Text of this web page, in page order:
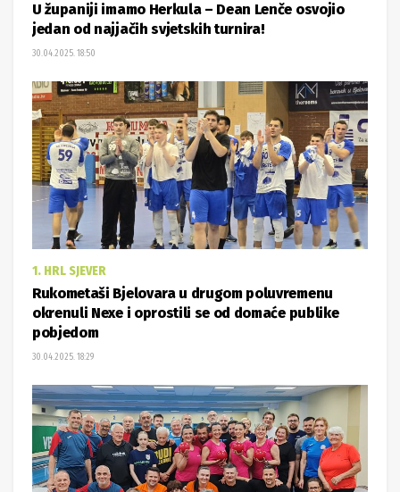
U županiji imamo Herkula – Dean Lenče osvojio
jedan od najjačih svjetskih turnira!
30.04.2025. 18:50
1. HRL SJEVER
Rukometaši Bjelovara u drugom poluvremenu
okrenuli Nexe i oprostili se od domaće publike
pobjedom
30.04.2025. 18:29